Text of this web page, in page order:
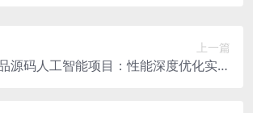
上一篇
源码人工智能项目：性能深度优化实战